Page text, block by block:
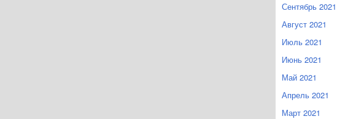
Сентябрь 2021
Август 2021
Июль 2021
Июнь 2021
Май 2021
Апрель 2021
Март 2021